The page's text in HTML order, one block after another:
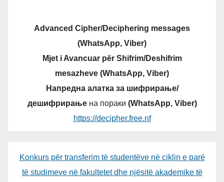
Advanced Cipher/Deciphering messages
(WhatsApp, Viber)
Mjet i Avancuar për Shifrim/Deshifrim
mesazheve (WhatsApp, Viber)
Напредна алатка за шифрирање/
дешифрирањена пораки (WhatsApp, Viber)
https://decipher.free.nf
Konkurs për transferim të studentëve në ciklin e parë
të studimeve në fakultetet dhe njësitë akademike të